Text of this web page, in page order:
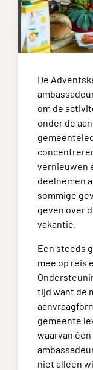
De
om de
onder de
vernieuwen
deelnemen
sommige
geven over
vakantie.
Een steeds
mee op reis
tijd want de
gemeente
waarvan
niet alleen